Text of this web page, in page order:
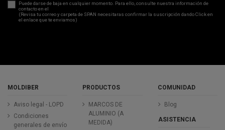
Puede darse de baja en cualquier momento. Para ello, consulte nuestra información de
contacto en el
.
(Revisa tu correo y carpeta de SPAN necesitaras confirmar la suscripción dando Click en
el enlace que te enviamos)
MOLDIBER
Aviso legal - LOPD
Condiciones
generales de envío
PRODUCTOS
MARCOS DE
ALUMINIO (A
MEDIDA)
COMUNIDAD
Blog
ASISTENCIA